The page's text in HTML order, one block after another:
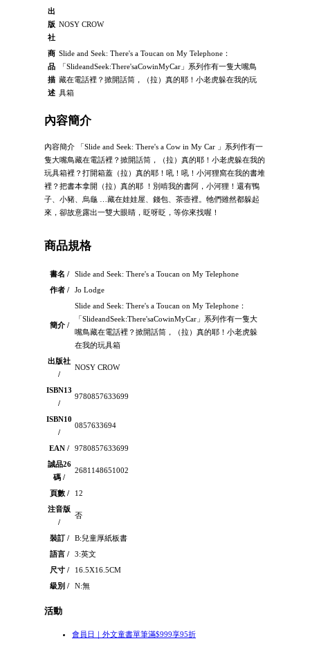
出
版
社
NOSY CROW
商
品
描
述
Slide and Seek: There's a Toucan on My Telephone：
「SlideandSeek:There'saCowinMyCar」系列作有一隻大嘴鳥
藏在電話裡？掀開話筒，（拉）真的耶！小老虎躲在我的玩
具箱
內容簡介
內容簡介 「Slide and Seek: There's a Cow in My Car 」系列作有一
隻大嘴鳥藏在電話裡？掀開話筒，（拉）真的耶！小老虎躲在我的
玩具箱裡？打開箱蓋（拉）真的耶！吼！吼！小河狸窩在我的書堆
裡？把書本拿開（拉）真的耶 ！別啃我的書阿，小河狸！還有鴨
子、小豬、烏龜 …藏在娃娃屋、錢包、茶壺裡。牠們雖然都躲起
來，卻故意露出一雙大眼睛，眨呀眨，等你來找喔！
商品規格
書名 /
Slide and Seek: There's a Toucan on My Telephone
作者 /
Jo Lodge
簡介 /
Slide and Seek: There's a Toucan on My Telephone：
「SlideandSeek:There'saCowinMyCar」系列作有一隻大
嘴鳥藏在電話裡？掀開話筒，（拉）真的耶！小老虎躲
在我的玩具箱
出版社
/
NOSY CROW
ISBN13
/
9780857633699
ISBN10
/
0857633694
EAN /
9780857633699
誠品26
碼 /
2681148651002
頁數 /
12
注音版
/
否
裝訂 /
B:兒童厚紙板書
語言 /
3:英文
尺寸 /
16.5X16.5CM
級別 /
N:無
活動
會員日｜外文童書單筆滿$999享95折